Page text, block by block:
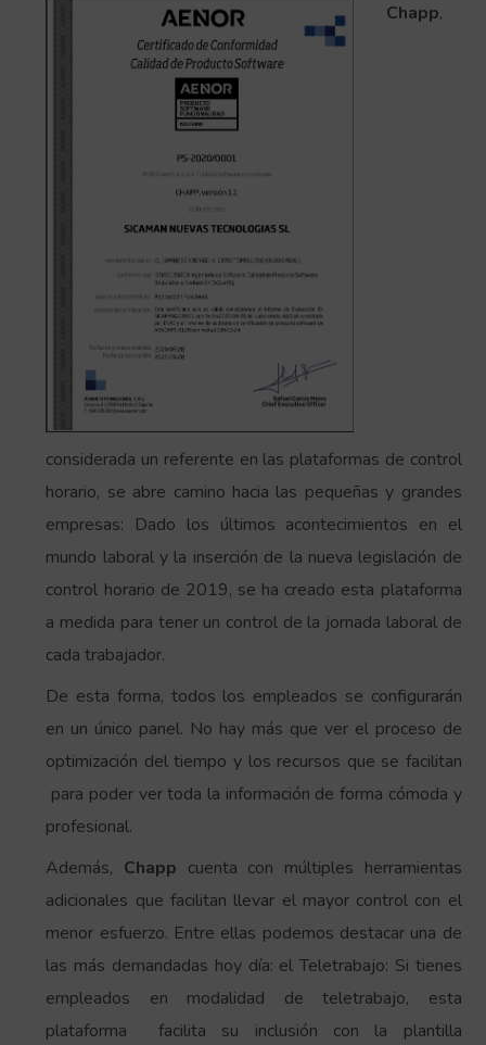
Chapp,
considerada un referente en las plataformas de control
horario, se abre camino hacia las pequeñas y grandes
empresas: Dado los últimos acontecimientos en el
mundo laboral y la inserción de la nueva legislación de
control horario de 2019, se ha creado esta plataforma
a medida para tener un control de la jornada laboral de
cada trabajador.
De esta forma, todos los empleados se configurarán
en un único panel. No hay más que ver el proceso de
optimización del tiempo y los recursos que se facilitan
para poder ver toda la información de forma cómoda y
profesional.
Además, Chapp cuenta con múltiples herramientas
adicionales que facilitan llevar el mayor control con el
menor esfuerzo. Entre ellas podemos destacar una de
las más demandadas hoy día: el Teletrabajo: Si tienes
empleados en modalidad de teletrabajo, esta
plataforma facilita su inclusión con la plantilla